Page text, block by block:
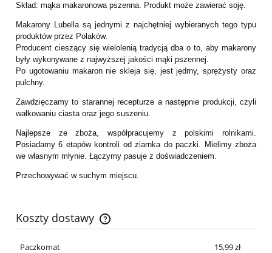
Skład: mąka makaronowa pszenna. Produkt może zawierać soję.
Makarony Lubella są jednymi z najchętniej wybieranych tego typu
produktów przez Polaków.
Producent cieszący się wielolenią tradycją dba o to, aby makarony
były wykonywane z najwyższej jakości mąki pszennej.
Po ugotowaniu makaron nie skleja się, jest jędrny, sprężysty oraz
pulchny.
Zawdzięczamy to starannej recepturze a następnie produkcji, czyli
wałkowaniu ciasta oraz jego suszeniu.
Najlepsze ze zboża, współpracujemy z polskimi rolnikami.
Posiadamy 6 etapów kontroli od ziarnka do paczki. Mielimy zboża
we własnym młynie. Łączymy pasuje z doświadczeniem.
Przechowywać w suchym miejscu.
Koszty dostawy
Cena nie zawiera ewentualnych kosztów płatności
Paczkomat
15,99 zł